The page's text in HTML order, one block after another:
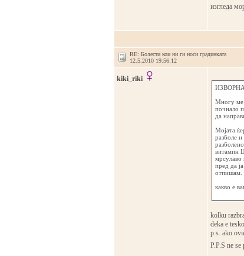
изгледа
RE: Болести кои ни ги носи градинката
12.5.2010 19:56:12
kiki_riki
Многу ме
почнало
да
Мојата
разболе
витамин
мрсулаво
пред да
отпишам.
какво е
kolku
deka e
p.s. ako
P.P.S ne